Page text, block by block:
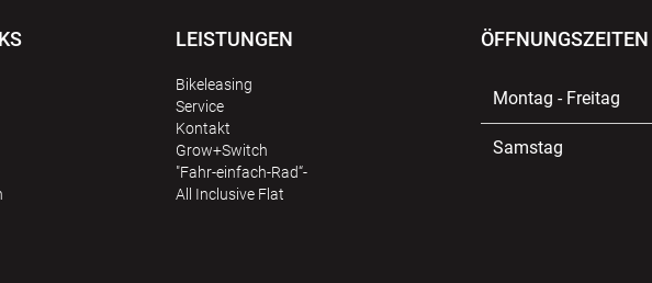
ÖFFNUNGSZEITEN
Montag - Freitag
Samstag
LEISTUNGEN
Bikeleasing
Service
Kontakt
Grow+Switch
"Fahr-einfach-Rad“-
All Inclusive Flat